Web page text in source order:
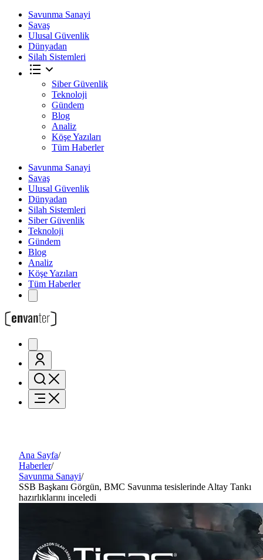
Savunma Sanayi
Savaş
Ulusal Güvenlik
Dünyadan
Silah Sistemleri
Siber Güvenlik
Teknoloji
Gündem
Blog
Analiz
Köşe Yazıları
Tüm Haberler
Savunma Sanayi
Savaş
Ulusal Güvenlik
Dünyadan
Silah Sistemleri
Siber Güvenlik
Teknoloji
Gündem
Blog
Analiz
Köşe Yazıları
Tüm Haberler
Ana Sayfa/
Haberler/
Savunma Sanayi/
SSB Başkanı Görgün, BMC Savunma tesislerinde Altay Tankı
hazırlıklarını inceledi